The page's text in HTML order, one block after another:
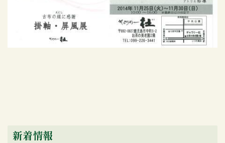
新着情報